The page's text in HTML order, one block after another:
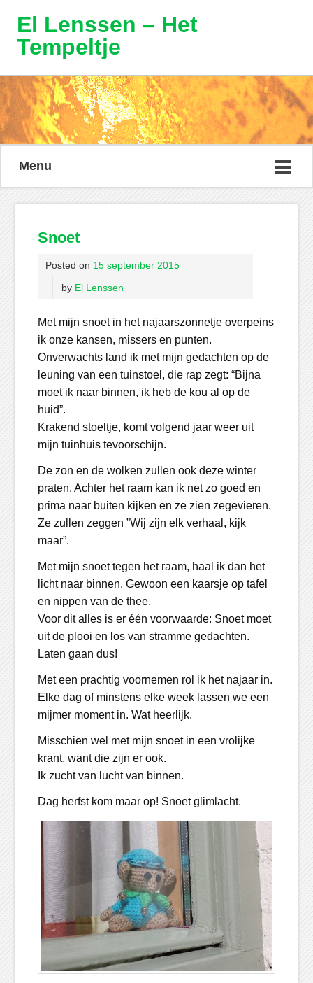
El Lenssen – Het
Tempeltje
Menu
Snoet
Posted on 15 september 2015
by El Lenssen
Met mijn snoet in het najaarszonnetje overpeins
ik onze kansen, missers en punten.
Onverwachts land ik met mijn gedachten op de
leuning van een tuinstoel, die rap zegt: “Bijna
moet ik naar binnen, ik heb de kou al op de
huid”.
Krakend stoeltje, komt volgend jaar weer uit
mijn tuinhuis tevoorschijn.
De zon en de wolken zullen ook deze winter
praten. Achter het raam kan ik net zo goed en
prima naar buiten kijken en ze zien zegevieren.
Ze zullen zeggen ”Wij zijn elk verhaal, kijk
maar”.
Met mijn snoet tegen het raam, haal ik dan het
licht naar binnen. Gewoon een kaarsje op tafel
en nippen van de thee.
Voor dit alles is er één voorwaarde: Snoet moet
uit de plooi en los van stramme gedachten.
Laten gaan dus!
Met een prachtig voornemen rol ik het najaar in.
Elke dag of minstens elke week lassen we een
mijmer moment in. Wat heerlijk.
Misschien wel met mijn snoet in een vrolijke
krant, want die zijn er ook.
Ik zucht van lucht van binnen.
Dag herfst kom maar op! Snoet glimlacht.